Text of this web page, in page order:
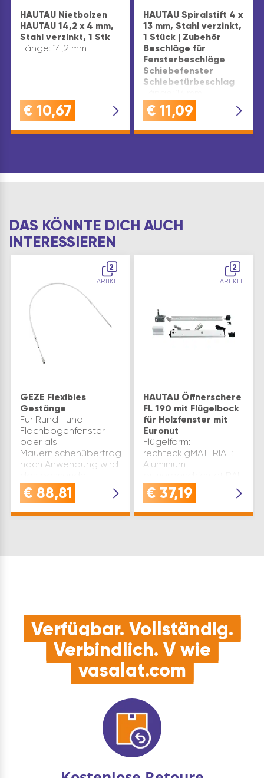
HAUTAU Nietbolzen
HAUTAU 14,2 x 4 mm,
Stahl verzinkt, 1 Stk
Länge: 14,2 mm
€ 10,67
HAUTAU Spiralstift 4 x
13 mm, Stahl verzinkt,
1 Stück | Zubehör
Beschläge für
Fensterbeschläge
Schiebefenster
Schiebetürbeschlag
€ 11,09
DAS KÖNNTE DICH AUCH
INTERESSIEREN
2
ARTIKEL
GEZE Flexibles
Gestänge
Für Rund- und
Flachbogenfenster
oder als
Mauernischenübertragung.Je
nach Anwendung wird
Zubehör dazu
benötigt.HINWEIS:
Verwendung als
€ 88,81
2
ARTIKEL
HAUTAU Öffnerschere
FL 190 mit Flügelbock
für Holzfenster mit
Euronut
Flügelform:
rechteckigMATERIAL:
Aluminium
9016
verkehrsweißLIEFERUMFANG:
Universalflügelbock
€ 37,19
Verfügbar. Vollständig.
Verbindlich. V wie
vasalat.com